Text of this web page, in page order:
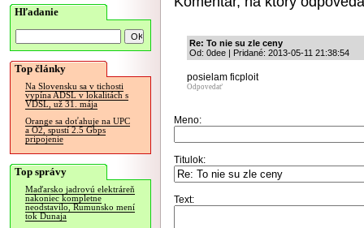
Hľadanie
Top články
Na Slovensku sa v tichosti
vypína ADSL v lokalitách s
VDSL, už 31. mája
Orange sa doťahuje na UPC
a O2, spustí 2.5 Gbps
pripojenie
Top správy
Maďarsko jadrovú elektráreň
nakoniec kompletne
neodstavilo, Rumunsko mení
tok Dunaja
Re: To nie su zle ceny
Od: 0dee | Pridané: 2013-05-11 21:38:54
posielam ficploit
Odpovedať
Meno:
Titulok:
Text: